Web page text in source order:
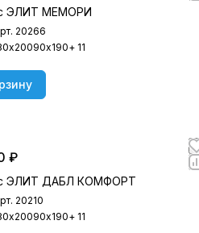
ЭЛИТ МЕМОРИ
20266
90х190+ 11
₽
ЭЛИТ ДАБЛ КОМФОРТ
20210
90х190+ 11